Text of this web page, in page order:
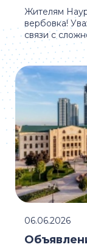
Жителям
вербовка!
связи с
06.06.2026